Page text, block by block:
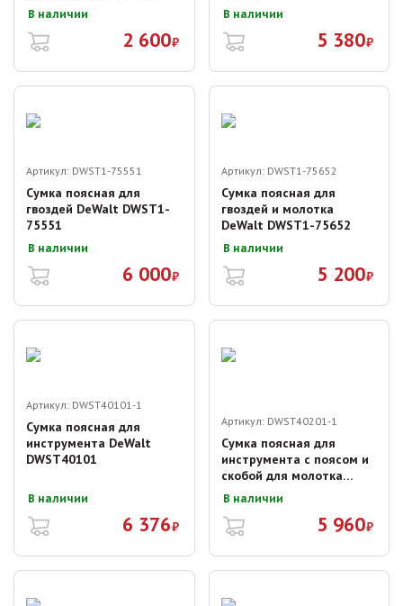
В наличии
2 600₽
В наличии
5 380₽
Артикул: DWST1-75551
Сумка поясная для
гвоздей DeWalt DWST1-
75551
В наличии
6 000₽
Артикул: DWST1-75652
Сумка поясная для
гвоздей и молотка
DeWalt DWST1-75652
В наличии
5 200₽
Артикул: DWST40101-1
Сумка поясная для
инструмента DeWalt
DWST40101
В наличии
6 376₽
Артикул: DWST40201-1
Сумка поясная для
инструмента с поясом и
скобой для молотка
DeWalt DWST40201-1
В наличии
5 960₽